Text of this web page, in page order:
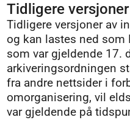
Tidligere versjoner
Tidligere versjoner av
og kan lastes ned som
som var gjeldende 17.
arkiveringsordningen
fra andre nettsider i
omorganisering, vil
var gjeldende på